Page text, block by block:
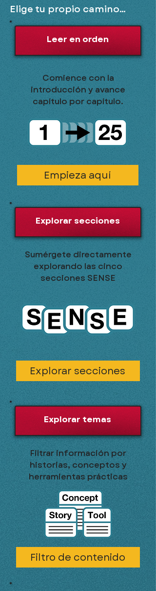
Elige tu propio camino...
Leer en orden
Comience con la
introducción y avance
capítulo por capítulo.
Empieza aquí
Explorar secciones
Sumérgete directamente
explorando las cinco
secciones SENSE
Explorar secciones
Explorar temas
Filtrar información por
historias, conceptos y
herramientas prácticas
Filtro de contenido